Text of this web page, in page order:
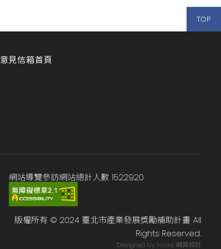
TOP
意見信箱首頁
網站導覽參訪網站總計人數 1522920
版權所有 © 2024 臺北市產業發展獎勵補助計畫 All
Rights Reserved.
Designed by iware 網頁設計